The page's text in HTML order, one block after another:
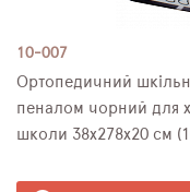
10-007
Ортопедичний
пеналом чорний для
школи 38х278х20 см